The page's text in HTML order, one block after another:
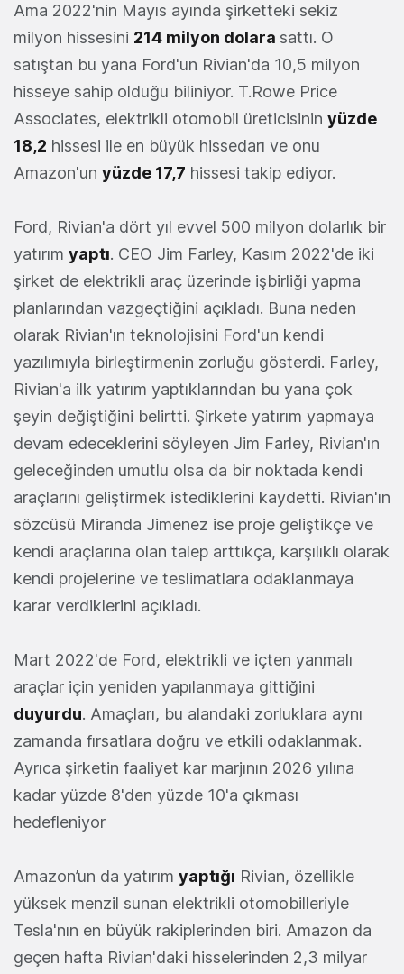
Ama 2022'nin Mayıs ayında şirketteki sekiz
milyon hissesini 214 milyon dolara sattı. O
satıştan bu yana Ford'un Rivian'da 10,5 milyon
hisseye sahip olduğu biliniyor. T.Rowe Price
Associates, elektrikli otomobil üreticisinin yüzde
18,2 hissesi ile en büyük hissedarı ve onu
Amazon'un yüzde 17,7 hissesi takip ediyor.
Ford, Rivian'a dört yıl evvel 500 milyon dolarlık bir
yatırım yaptı. CEO Jim Farley, Kasım 2022'de iki
şirket de elektrikli araç üzerinde işbirliği yapma
planlarından vazgeçtiğini açıkladı. Buna neden
olarak Rivian'ın teknolojisini Ford'un kendi
yazılımıyla birleştirmenin zorluğu gösterdi. Farley,
Rivian'a ilk yatırım yaptıklarından bu yana çok
şeyin değiştiğini belirtti. Şirkete yatırım yapmaya
devam edeceklerini söyleyen Jim Farley, Rivian'ın
geleceğinden umutlu olsa da bir noktada kendi
araçlarını geliştirmek istediklerini kaydetti. Rivian'ın
sözcüsü Miranda Jimenez ise proje geliştikçe ve
kendi araçlarına olan talep arttıkça, karşılıklı olarak
kendi projelerine ve teslimatlara odaklanmaya
karar verdiklerini açıkladı.
Mart 2022'de Ford, elektrikli ve içten yanmalı
araçlar için yeniden yapılanmaya gittiğini
duyurdu. Amaçları, bu alandaki zorluklara aynı
zamanda fırsatlara doğru ve etkili odaklanmak.
Ayrıca şirketin faaliyet kar marjının 2026 yılına
kadar yüzde 8'den yüzde 10'a çıkması
hedefleniyor
Amazon’un da yatırım yaptığı Rivian, özellikle
yüksek menzil sunan elektrikli otomobilleriyle
Tesla'nın en büyük rakiplerinden biri. Amazon da
geçen hafta Rivian'daki hisselerinden 2,3 milyar